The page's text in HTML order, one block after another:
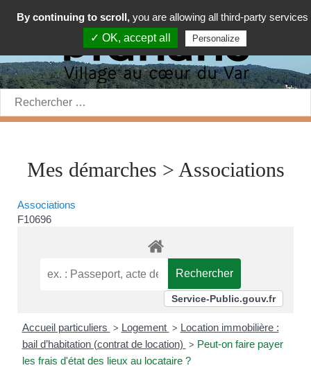
Rechercher:
Mes démarches > Associations
Associations
F10696
Service-Public.gouv.fr
Accueil particuliers > Logement > Location immobilière :
bail d’habitation (contrat de location) > Peut-on faire payer
les frais d'état des lieux au locataire ?
By continuing to scroll, you are allowing all third-party services
✓ OK, accept all
Personalize